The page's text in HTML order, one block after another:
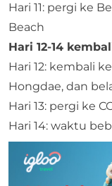
Hari 11: pergi ke
Beach
Hari 12-14
Hari 12: kembali
Hongdae, dan
Hari 13: pergi ke
Hari 14: waktu